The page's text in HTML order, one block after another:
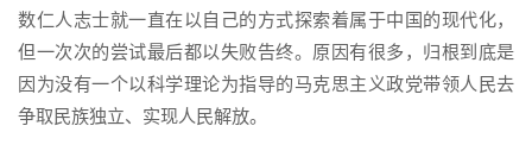
数仁人志士就一直在以自己的方式探索着属于中国的现代化，
但一次次的尝试最后都以失败告终。原因有很多，归根到底是
因为没有一个以科学理论为指导的马克思主义政党带领人民去
争取民族独立、实现人民解放。